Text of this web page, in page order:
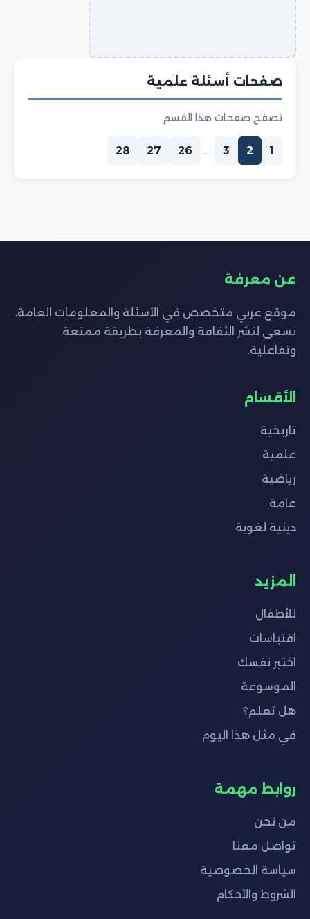
صفحات أسئلة علمية
تصفح صفحات هذا القسم
1
2
3
...
26
27
28
عن معرفة
موقع عربي متخصص في الأسئلة والمعلومات العامة،
نسعى لنشر الثقافة والمعرفة بطريقة ممتعة
وتفاعلية.
الأقسام
تاريخية
علمية
رياضية
عامة
دينية لغوية
المزيد
للأطفال
اقتباسات
اختبر نفسك
الموسوعة
هل تعلم؟
في مثل هذا اليوم
روابط مهمة
من نحن
تواصل معنا
سياسة الخصوصية
الشروط والأحكام